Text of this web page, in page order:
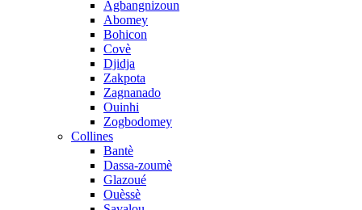
Agbangnizoun
Abomey
Bohicon
Covè
Djidja
Zakpota
Zagnanado
Ouinhi
Zogbodomey
Collines
Bantè
Dassa-zoumè
Glazoué
Ouèssè